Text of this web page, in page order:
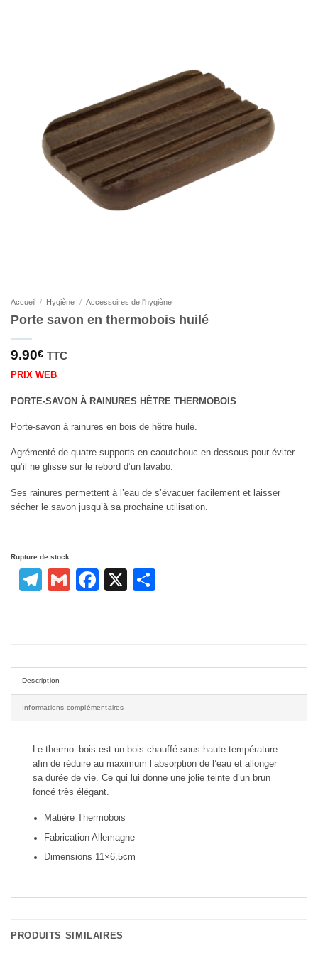
Accueil / Hygiène / Accessoires de l'hygiène
Porte savon en thermobois huilé
9.90€ TTC
PRIX WEB
PORTE-SAVON À RAINURES HÊTRE THERMOBOIS
Porte-savon à rainures en bois de hêtre huilé.
Agrémenté de quatre supports en caoutchouc en-dessous pour éviter
qu’il ne glisse sur le rebord d’un lavabo.
Ses rainures permettent à l’eau de s’évacuer facilement et laisser
sécher le savon jusqu’à sa prochaine utilisation.
Rupture de stock
Telegram
GmailFacebook
X
Description
Informations complémentaires
Le thermo–bois est un bois chauffé sous haute température
afin de réduire au maximum l’absorption de l’eau et allonger
sa durée de vie. Ce qui lui donne une jolie teinte d’un brun
foncé très élégant.
Matière Thermobois
Fabrication Allemagne
Dimensions 11×6,5cm
PRODUITS SIMILAIRES